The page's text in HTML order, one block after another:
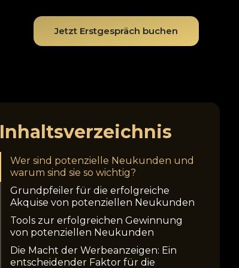
Jetzt Erstgespräch buchen
Inhaltsverzeichnis
Wer sind potenzielle Neukunden und
warum sind sie so wichtig?
Grundpfeiler für die erfolgreiche
Akquise von potenziellen Neukunden
Tools zur erfolgreichen Gewinnung
von potenziellen Neukunden
Die Macht der Werbeanzeigen: Ein
entscheidender Faktor für die